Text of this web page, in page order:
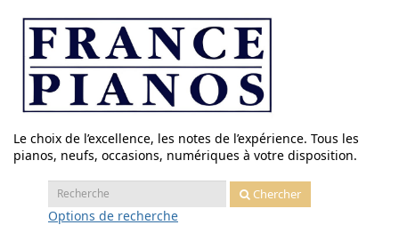
contenu
Le choix de l’excellence, les notes de l’expérience. Tous les
pianos, neufs, occasions, numériques à votre disposition.
Recherche
:
Chercher
Options de recherche